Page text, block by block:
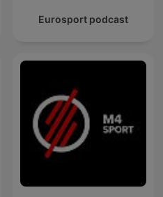
Eurosport podcast